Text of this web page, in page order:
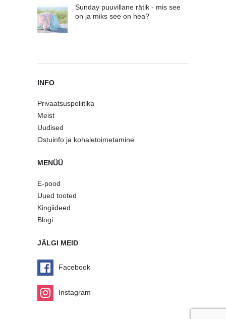
Sunday puuvillane rätik - mis see
on ja miks see on hea?
INFO
Privaatsuspoliitika
Meist
Uudised
Ostuinfo ja kohaletoimetamine
MENÜÜ
E-pood
Uued tooted
Kingiideed
Blogi
JÄLGI MEID
Facebook
Instagram